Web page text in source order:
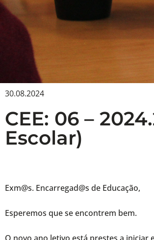
30.08.2024
CEE: 06 –
Escolar)
Exm@s. Encarregad@s de Educação,
Esperemos que se encontrem bem.